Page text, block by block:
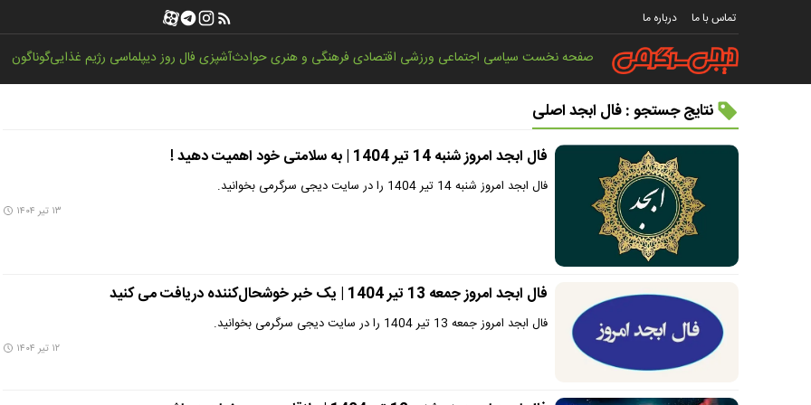
تماس با ما درباره ما
صفحه نخستسیاسی اجتماعی ورزشی اقتصادیفرهنگی و هنریحوادثآشپزیفال روزدیپلماسی رژیم غذاییگوناگون
نتایج جستجو : فال ابجد اصلی
فال ابجد امروز شنبه 14 تیر 1404 | به سلامتی خود اهمیت دهید !
فال ابجد امروز شنبه 14 تیر 1404 را در سایت دیجی سرگرمی بخوانید.
۱۳ تیر ۱۴۰۴
فال ابجد امروز جمعه 13 تیر 1404 | یک خبر خوشحال‌کننده دریافت می کنید
فال ابجد امروز جمعه 13 تیر 1404 را در سایت دیجی سرگرمی بخوانید.
۱۲ تیر ۱۴۰۴